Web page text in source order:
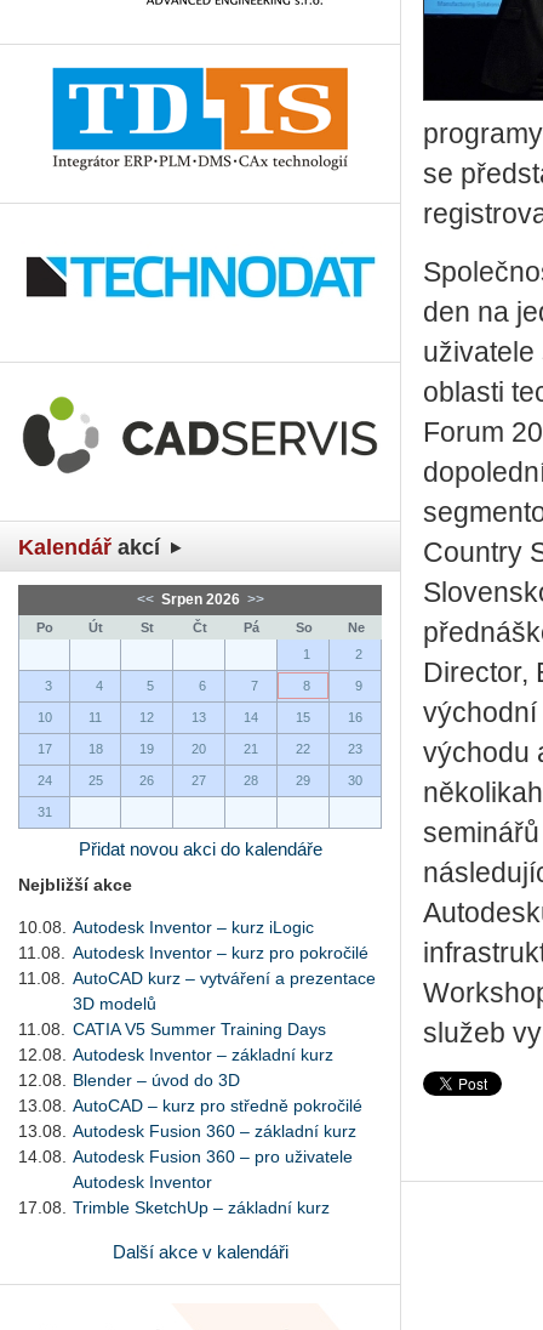
Kalendář akcí
<< Srpen 2026 >>
Po Út St Čt Pá So
Ne
1
2
3 4 5 6 7 8 9
10 11 12 13 14 15 16
17 18 19 20 21 22 23
24 25 26 27 28 29 30
31
Přidat novou akci do kalendáře
Nejbližší akce
10.08.
Autodesk Inventor – kurz iLogic
11.08.
Autodesk Inventor – kurz pro pokročilé
11.08.
AutoCAD kurz – vytváření a prezentace
3D modelů
11.08.
CATIA V5 Summer Training Days
12.08.
Autodesk Inventor – základní kurz
12.08.
Blender – úvod do 3D
13.08.
AutoCAD – kurz pro středně pokročilé
13.08.
Autodesk Fusion 360 – základní kurz
14.08.
Autodesk Fusion 360 – pro uživatele
Autodesk Inventor
17.08.
Trimble SketchUp – základní kurz
Další akce v kalendáři
se
den na
uživatele
oblasti
Forum
Country
Director,
východní
východu
služeb